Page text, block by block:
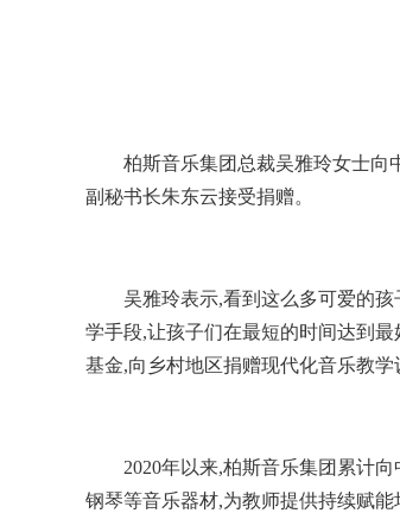
柏斯音乐集团总裁吴雅玲女士向
副秘书长朱东云接受捐赠。
吴雅玲表示,看到这么多可爱的
学手段,让孩子们在最短的时间达到
基金,向乡村地区捐赠现代化音乐教
2020年以来,柏斯音乐集团累计
钢琴等音乐器材,为教师提供持续赋